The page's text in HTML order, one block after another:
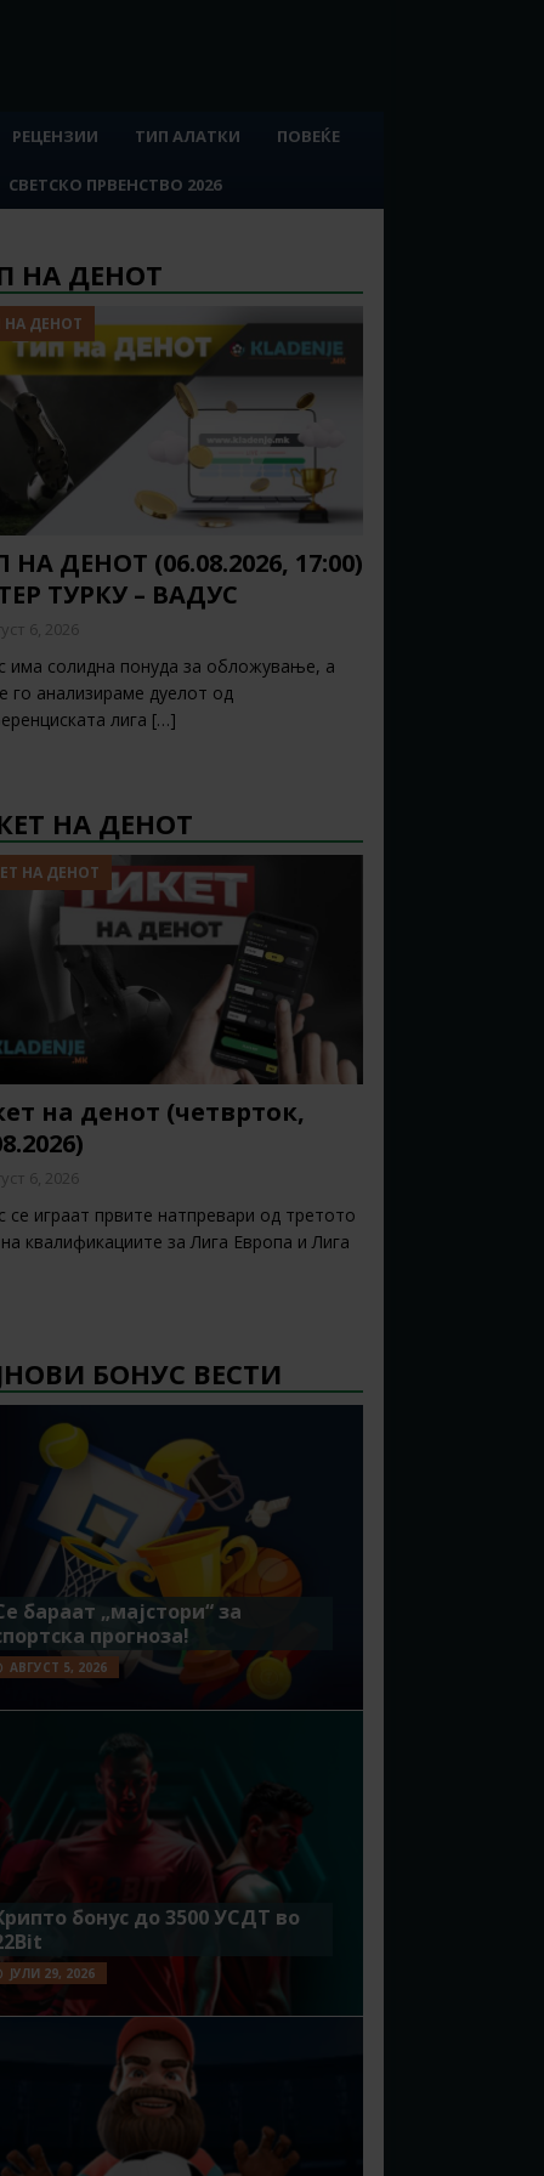
РЕЦЕНЗИИ ТИП АЛАТКИ ПОВЕЌЕ
СВЕТСКО ПРВЕНСТВО 2026
НА ДЕНОТ
НА ДЕНОТ
НА ДЕНОТ (06.08.2026, 17:00)
ТУРКУ – ВАДУС
6, 2026
има солидна понуда за обложување, а
го анализираме дуелот од
лига […]
НА ДЕНОТ
НА ДЕНОТ
на денот (четврток,
6, 2026
се играат првите натпревари од третото
квалификациите за Лига Европа и Лига
БОНУС ВЕСТИ
бараат „мајстори“ за
прогноза!
АВГУСТ 5, 2026
бонус до 3500 УСДТ во
ЈУЛИ 29, 2026